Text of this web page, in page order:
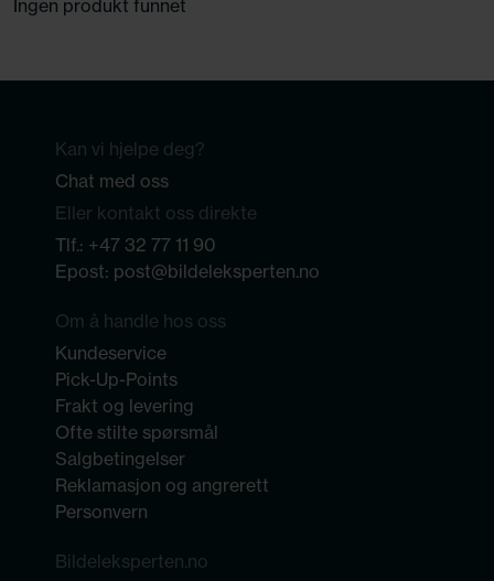
Ingen produkt funnet
Kan vi hjelpe deg?
Chat med oss
Eller kontakt oss direkte
Tlf.: +47 32 77 11 90
Epost: post@bildeleksperten.no
Om å handle hos oss
Kundeservice
Pick-Up-Points
Frakt og levering
Ofte stilte spørsmål
Salgbetingelser
Reklamasjon og angrerett
Personvern
Bildeleksperten.no